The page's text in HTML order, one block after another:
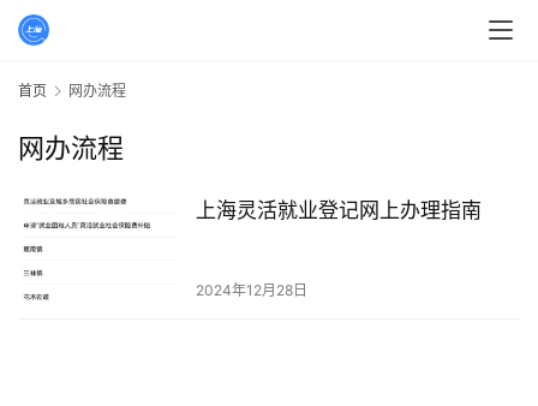
首页 网办流程
网办流程
上海灵活就业登记网上办理指南
2024年12月28日